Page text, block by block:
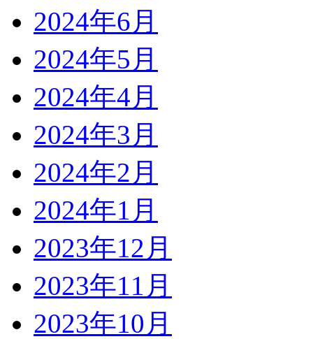
2024年6月
2024年5月
2024年4月
2024年3月
2024年2月
2024年1月
2023年12月
2023年11月
2023年10月